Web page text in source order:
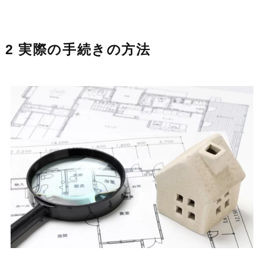
2 実際の手続きの方法